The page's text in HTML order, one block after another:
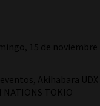
una pestaña
15 de noviembre
Akihabara UDX
NATIONS TOKIO